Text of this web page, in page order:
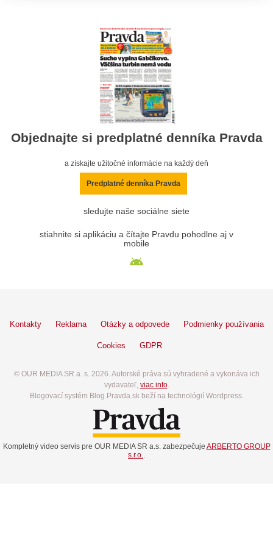
Objednajte si predplatné denníka Pravda
a získajte užitočné informácie na každý deň
Predplatné denníka Pravda
sledujte naše sociálne siete
stiahnite si aplikáciu a čítajte Pravdu pohodlne aj v
mobile
Kontakty Reklama Otázky a odpovede Podmienky používania
Cookies GDPR
© OUR MEDIA SR a. s. 2026. Autorské práva sú vyhradené a vykonáva ich
vydavateľ, viac info.
Blogovací systém Blog.Pravda.sk beží na technológií Wordpress.
Kompletný video servis pre OUR MEDIA SR a.s. zabezpečuje ARBERTO GROUP
s.r.o.